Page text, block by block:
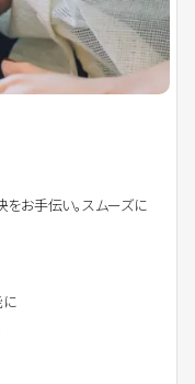
をお手伝い。スムーズに
に